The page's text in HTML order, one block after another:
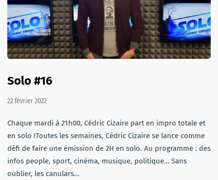
Solo #16
22 février 2022
Chaque mardi à 21h00, Cédric Cizaire part en impro totale et
en solo !Toutes les semaines, Cédric Cizaire se lance comme
défi de faire une émission de 2H en solo. Au programme : des
infos people, sport, cinéma, musique, politique… Sans
oublier, les canulars…